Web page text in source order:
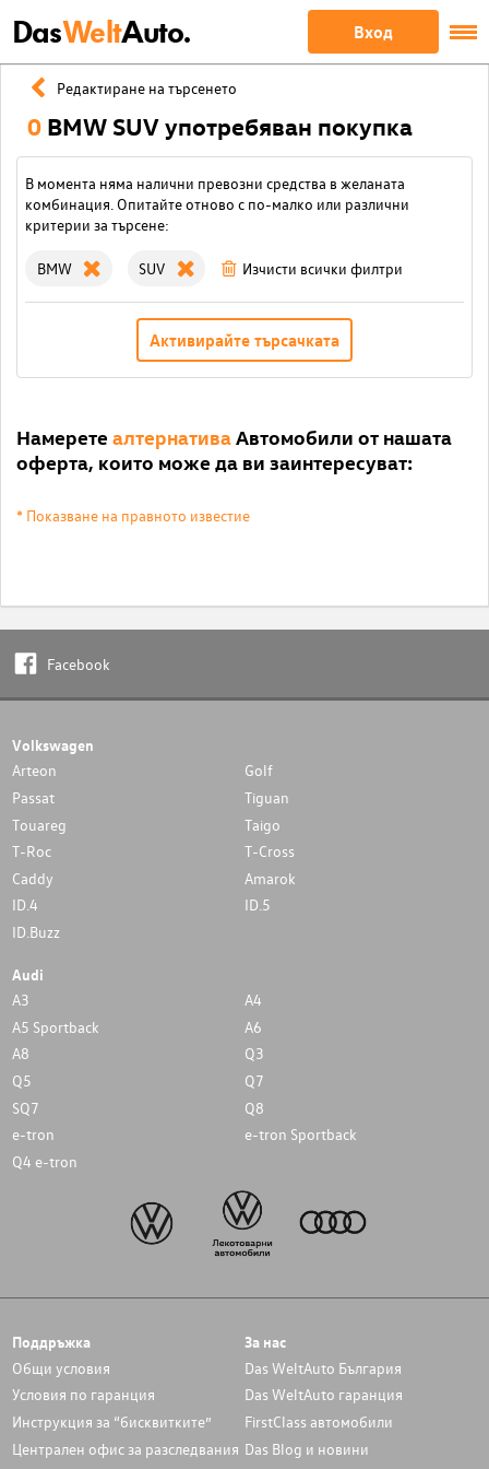
DasWeltAuto. Вход
Редактиране на търсенето
0 BMW SUV употребяван покупка
В момента няма налични превозни средства в желаната
комбинация. Опитайте отново с по-малко или различни
критерии за търсене:
BMW SUV Изчисти всички филтри
Активирайте търсачката
Намерете алтернативаАвтомобили от нашата
оферта, които може да ви заинтересуват:
* Показване на правното известие
Facebook
Volkswagen
Arteon
Golf
Passat
Tiguan
Touareg
Taigo
T-Roc
T-Cross
Caddy
Amarok
ID.4
ID.5
ID.Buzz
Audi
A3
A4
A5 Sportback
A6
A8
Q3
Q5
Q7
SQ7
Q8
e-tron
e-tron Sportback
Q4 e-tron
Поддръжка
Общи условия
Условия по гаранция
Инструкция за “бисквитките”
Централен офис за разследвания
За нас
Das WeltAuto България
Das WeltAuto гаранция
FirstClass автомобили
Das Blog и новини